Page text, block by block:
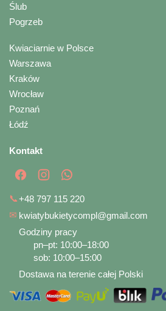
Ślub
Pogrzeb
Kwiaciarnie w Polsce
Warszawa
Kraków
Wrocław
Poznań
Łódź
Kontakt
📞+48 797 115 220
✉ kwiatybukietycompl@gmail.com
Godziny pracy
pn–pt: 10:00–18:00
sob: 10:00–15:00
Dostawa na terenie całej Polski